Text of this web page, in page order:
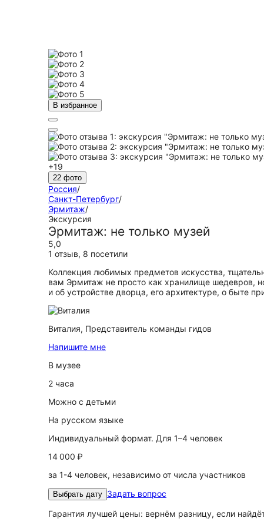
В избранное
+19
22 фото
Россия/
Санкт-Петербург/
Эрмитаж/
Экскурсия
Эрмитаж: не только музей
5,0
1 отзыв, 8 посетили
Коллекция любимых предметов искусства,
вам Эрмитаж не просто как хранилище шедевров,
и об устройстве дворца, его архитектуре, о быте
Виталия, Представитель команды гидов
Напишите мне
В музее
2 часа
Можно с детьми
На русском языке
Индивидуальный формат. Для 1–4 человек
14 000 ₽
за 1-4 человек, независимо от числа участников
Выбрать дату Задать вопрос
Гарантия лучшей цены: вернём разницу, если